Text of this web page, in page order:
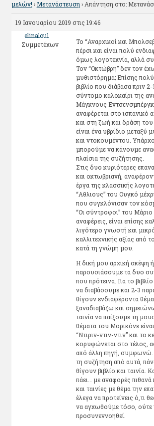
μελών! › Μετανάστευση › Απάντηση στο:
19 Ιανουαρίου 2019 στις 19:46
elinalou1
Συμμετέχων
Το “Αναρχικοί και
πέρσι και είναι πολύ
όμως λογοτεχνία, αλλά
Τον “Οκτώβρη” δεν τον έχω
μυθιστόρημα; Επίσης
βιβλίο που διάβασα πριν 2-
σύντομο καλοκαίρι της
Μάγκνους
αναφέρεται στο ισπανικό
και στη ζωή και δράση
είναι ένα υβρίδιο μεταξύ
και ντοκουμέντου.
μπορούμε να κάνουμε
πλαίσια της συζήτησης.
Στις δυο κυριότερες
και οκτωβριανή,
έργα της κλασσικής
“Αθλιους” του Ουγκό
που συγκλόνισαν τον
“Οι σύντροφοι” του
αναφέρεις, είναι επίσης
λιγότερο γνωστή και
καλλιτεχνικής αξίας από
κατά τη γνώμη μου.
Η δική μου αρχική σκέψη
παρουσιάσουμε τα δυο
που πρότεινα. Για το
να διαβάσουμε και 2-3
θίγουν ενδιαφέροντα
ξαναδιαβάζω και
ταινία να παίξουμε τη
θέματα του Μορικόνε
“Ντιριν-ντιν-ντιν” και το
κορυφώνεται στο τέλος,
από άλλη πηγή, συμφωνώ.
τη συζήτηση από αυτά,
θίγουν βιβλίο και ταινία.
πάει… με αναφορές πιθανά
και ταινίες με θέμα την
έλεγα να προτείνεις ό,τι
να αγχωθούμε τόσο, ούτε
προσυνεννοηθεί.